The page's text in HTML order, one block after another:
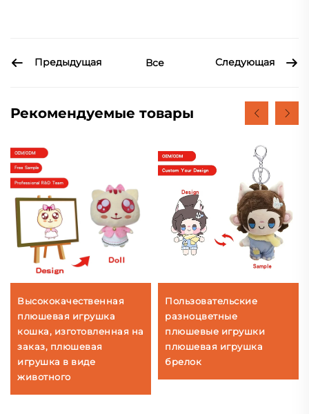
Предыдущая Все Следующая
Рекомендуемые товары
Высококачественная
плюшевая игрушка
кошка, изготовленная на
заказ, плюшевая
игрушка в виде
животного
Пользовательские
разноцветные
плюшевые игрушки
плюшевая игрушка
брелок